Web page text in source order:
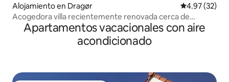
Alojamiento en Dragør Calificación
4.97 (32)
Acogedora villa recientemente renovada cerca de
Copenhague
Apartamentos vacacionales con aire
acondicionado